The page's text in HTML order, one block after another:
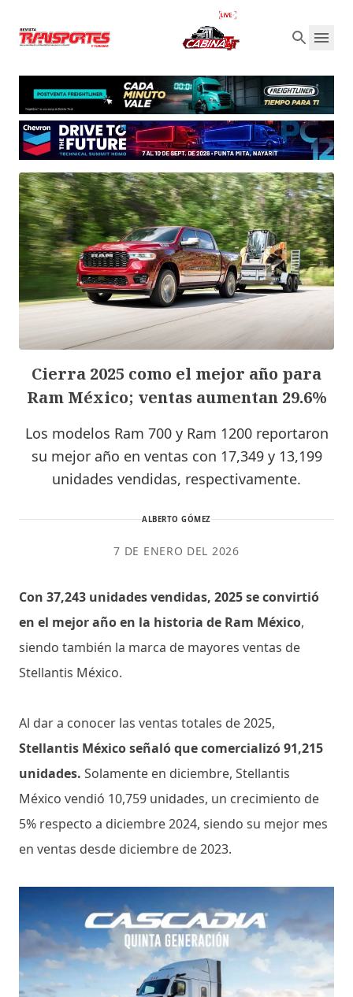
Cierra 2025 como el mejor año para
Ram México; ventas aumentan 29.6%
Los modelos Ram 700 y Ram 1200 reportaron
su mejor año en ventas con 17,349 y 13,199
unidades vendidas, respectivamente.
ALBERTO GÓMEZ
7 DE ENERO DEL 2026
Con 37,243 unidades vendidas, 2025 se convirtió
en el mejor año en la historia de Ram México,
siendo también la marca de mayores ventas de
Stellantis México.
Al dar a conocer las ventas totales de 2025,
Stellantis México señaló que comercializó 91,215
unidades. Solamente en diciembre, Stellantis
México vendió 10,759 unidades, un crecimiento de
5% respecto a diciembre 2024, siendo su mejor mes
en ventas desde diciembre de 2023.